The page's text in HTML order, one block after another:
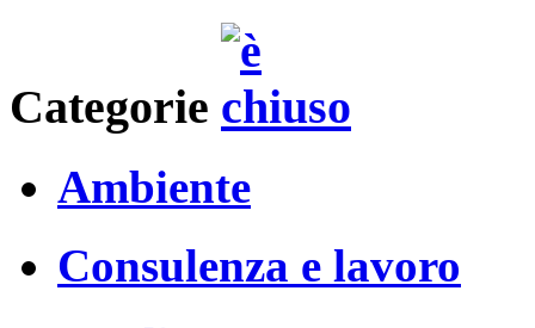
Categorie
Ambiente
Consulenza e lavoro